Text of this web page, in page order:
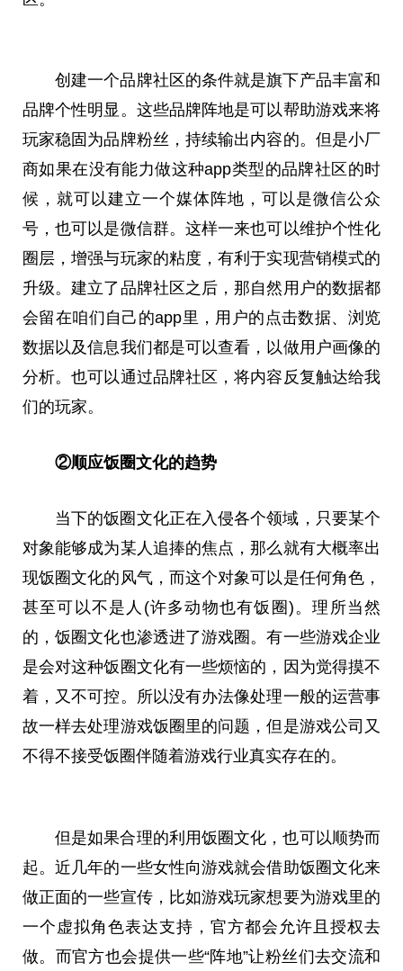
创建一个品牌社区的条件就是旗下产品丰富和
品牌个性明显。这些品牌阵地是可以帮助游戏来将
玩家稳固为品牌粉丝，持续输出内容的。但是小厂
商如果在没有能力做这种app类型的品牌社区的时
候，就可以建立一个媒体阵地，可以是微信公众
号，也可以是微信群。这样一来也可以维护个性化
圈层，增强与玩家的粘度，有利于实现营销模式的
升级。建立了品牌社区之后，那自然用户的数据都
会留在咱们自己的app里，用户的点击数据、浏览
数据以及信息我们都是可以查看，以做用户画像的
分析。也可以通过品牌社区，将内容反复触达给我
们的玩家。
②顺应饭圈文化的趋势
当下的饭圈文化正在入侵各个领域，只要某个
对象能够成为某人追捧的焦点，那么就有大概率出
现饭圈文化的风气，而这个对象可以是任何角色，
甚至可以不是人(许多动物也有饭圈)。理所当然
的，饭圈文化也渗透进了游戏圈。有一些游戏企业
是会对这种饭圈文化有一些烦恼的，因为觉得摸不
着，又不可控。所以没有办法像处理一般的运营事
故一样去处理游戏饭圈里的问题，但是游戏公司又
不得不接受饭圈伴随着游戏行业真实存在的。
但是如果合理的利用饭圈文化，也可以顺势而
起。近几年的一些女性向游戏就会借助饭圈文化来
做正面的一些宣传，比如游戏玩家想要为游戏里的
一个虚拟角色表达支持，官方都会允许且授权去
做。而官方也会提供一些“阵地”让粉丝们去交流和